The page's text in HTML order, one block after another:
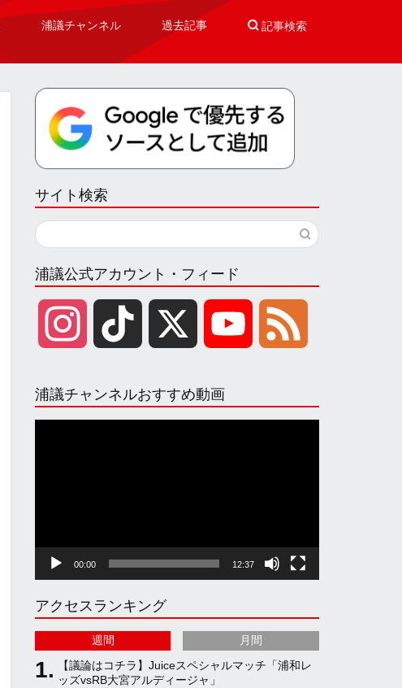
浦議チャンネル 過去記事  記事検索
サイト検索
浦議公式アカウント・フィード
s
g
r
a
k
k
u
b
e
C
e
浦議チャンネルおすすめ動画
00:00 12:37
アクセスランキング
週間 月間
【議論はコチラ】Juiceスペシャルマッチ「浦和レ
ッズvsRB大宮アルディージャ」